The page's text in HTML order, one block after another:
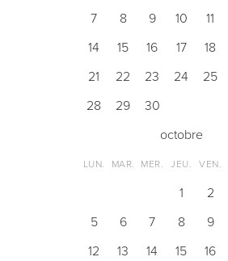
7
8 9 10 11
14
15 16 17 18
21
22 23 24 25
28
29
30
octobre
LUN. MAR. MER. JEU. VEN.
1 2
5
6 7 8 9
12
13 14 15 16